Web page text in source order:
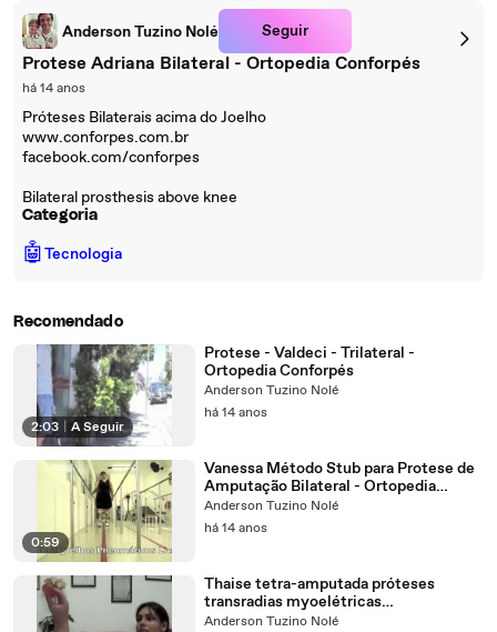
Anderson Tuzino Nolé Seguir
Protese Adriana Bilateral - Ortopedia Conforpés
há 14 anos
Próteses Bilaterais acima do Joelho
www.conforpes.com.br
facebook.com/conforpes
Bilateral prosthesis above knee
Categoria
🤖Tecnologia
Recomendado
2:03 A Seguir
Protese - Valdeci - Trilateral -
Ortopedia Conforpés
Anderson Tuzino Nolé
há 14 anos
0:59
Vanessa Método Stub para Protese de
Amputação Bilateral - Ortopedia
Conforpés
Anderson Tuzino Nolé
há 14 anos
Thaise tetra-amputada próteses
transradias myoelétricas
www.conforpes.com.br
Anderson Tuzino Nolé